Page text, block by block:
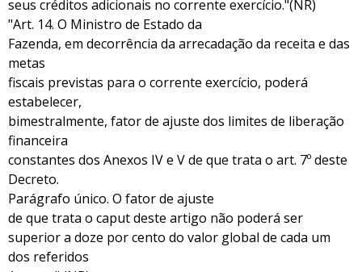
seus créditos adicionais no corrente exercício."(NR)
"Art. 14. O Ministro de Estado da
Fazenda, em decorrência da arrecadação da receita e das
metas
fiscais previstas para o corrente exercício, poderá
estabelecer,
bimestralmente, fator de ajuste dos limites de liberação
financeira
constantes dos Anexos IV e V de que trata o art. 7º deste
Decreto.
Parágrafo único. O fator de ajuste
de que trata o caput deste artigo não poderá ser
superior a doze por cento do valor global de cada um
dos referidos